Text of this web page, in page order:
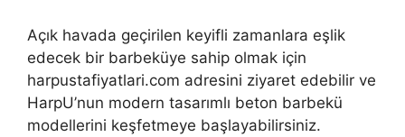
Açık havada geçirilen keyifli zamanlara eşlik
edecek bir barbeküye sahip olmak için
harpustafiyatlari.com adresini ziyaret edebilir ve
HarpU’nun modern tasarımlı beton barbekü
modellerini keşfetmeye başlayabilirsiniz.